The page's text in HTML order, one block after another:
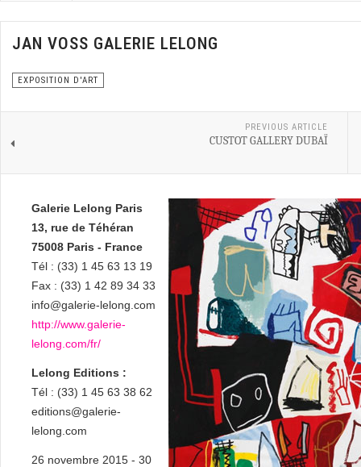
JAN VOSS GALERIE LELONG
EXPOSITION D'ART
PREVIOUS ARTICLE
CUSTOT GALLERY DUBAÏ
Galerie Lelong Paris
13, rue de Téhéran
75008 Paris - France
Tél : (33) 1 45 63 13 19
Fax : (33) 1 42 89 34 33
info@galerie-lelong.com
http://www.galerie-
lelong.com/fr/
Lelong Editions :
Tél : (33) 1 45 63 38 62
editions@galerie-
lelong.com
26 novembre 2015 - 30